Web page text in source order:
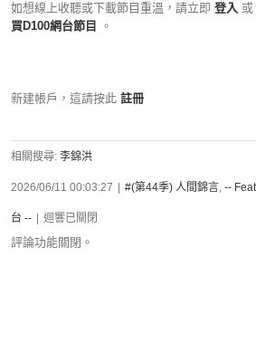
如想線上收聽或下載節目重溫，請立即 登入 或
買D100網台節目
。
新建帳戶，這請按此 註冊
相關搜尋: 李錦洪
2026/06/11 00:03:27 #(第44季) 人間錦言, --
台 -- 迴響已關閉
評論功能關閉。